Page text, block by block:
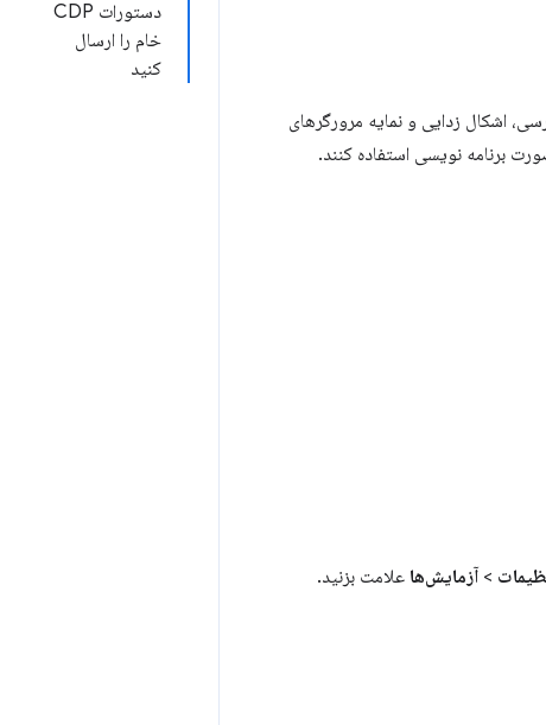
دستورات CDP
خام را ارسال
کنید
اشکال زدایی و نمایه مرورگرهای
> آزمایش‌ها علامت بزنید.